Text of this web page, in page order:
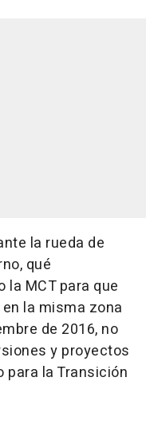
la rueda de
qué
MCT para que
la misma zona
de 2016, no
y proyectos
para la Transición